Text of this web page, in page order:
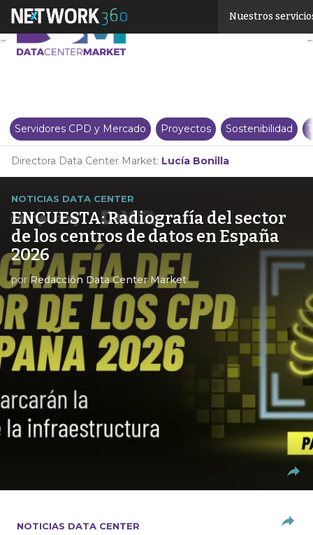
Nuestros
Servidores CPD y Mercado Proyectos Sostenibilidad
Directora Data Center Market: Lucía Bonilla
NOTICIAS DATA CENTER
ENCUESTA: Radiografía del sector
de los centros de datos en España
2026
porRedacción Data Center Market
NOTICIAS DATA CENTER